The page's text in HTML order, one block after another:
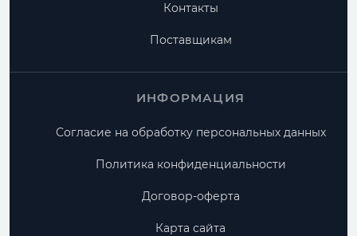
Контакты
Поставщикам
ИНФОРМАЦИЯ
Согласие на обработку персональных данных
Политика конфиденциальности
Договор-оферта
Карта сайта